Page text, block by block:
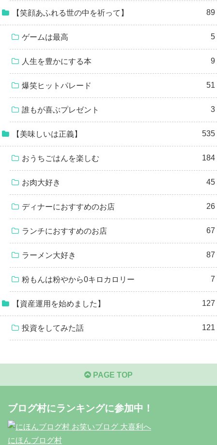
【笑顔あふれる世の中を祈って】 89
ゲームは最高 5
人生を豊かにする本 9
爆笑ヒットパレード 51
誰もが喜ぶプレゼント 3
【美味しいは正義】 535
おうちごはんを楽しむ 184
お肉大好き 45
ディナーにおすすめのお店 26
ランチにおすすめのお店 67
ラーメン大好き 87
粉もんは粉やから0キロカロリー 7
【資産運用を始めました】 127
投資をしてみた話 121
PAGE TOP
ブログ村にランキングに参加中！
にほんブログ村